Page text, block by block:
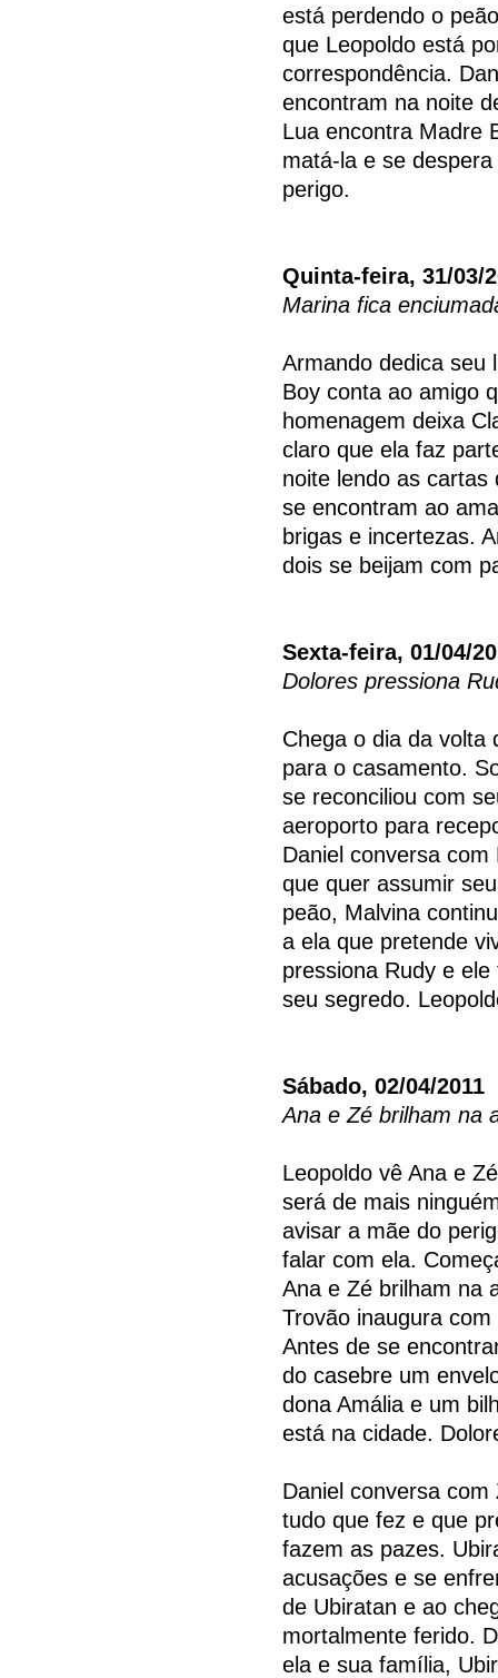
está perdendo o
que Leopoldo está
correspondência.
encontram na noite
Lua encontra Madre
matá-la e se
perigo.
Quinta-feira, 31/03/
Marina fica
Armando dedica seu
Boy conta ao amigo
homenagem deixa
claro que ela faz
noite lendo as cartas
se encontram ao
brigas e incertezas.
dois se beijam com
Sexta-feira, 01/04/
Dolores pressiona
Chega o dia da volta
para o casamento.
se reconciliou com
aeroporto para
Daniel conversa
que quer assumir
peão, Malvina
a ela que pretende
pressiona Rudy e
seu segredo.
Sábado, 02/04/2011
Ana e Zé brilham na
Leopoldo vê Ana e
será de mais
avisar a mãe do
falar com ela.
Ana e Zé brilham na
Trovão inaugura
Antes de se
do casebre um
dona Amália e um
está na cidade.
Daniel conversa
tudo que fez e que
fazem as pazes.
acusações e se
de Ubiratan e ao
mortalmente ferido.
ela e sua família,